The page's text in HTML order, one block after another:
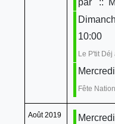
par
::
10:00
Le P'tit Déj
Fête
Août 2019